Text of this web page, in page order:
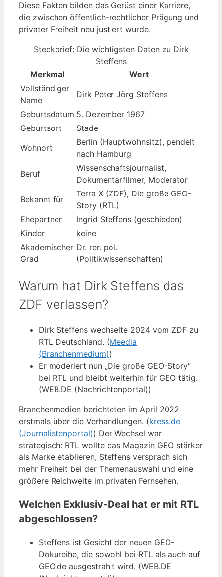
Diese Fakten bilden das Gerüst einer Karriere,
die zwischen öffentlich-rechtlicher Prägung und
privater Freiheit neu justiert wurde.
Steckbrief: Die wichtigsten Daten zu Dirk
Steffens
Merkmal
Wert
Vollständiger
Name
Dirk Peter Jörg Steffens
Geburtsdatum 5. Dezember 1967
Geburtsort
Stade
Wohnort
Berlin (Hauptwohnsitz), pendelt
nach Hamburg
Beruf
Wissenschaftsjournalist,
Dokumentarfilmer, Moderator
Bekannt für
Terra X (ZDF), Die große GEO-
Story (RTL)
Ehepartner
Ingrid Steffens (geschieden)
Kinder
keine
Akademischer
Grad
Dr. rer. pol.
(Politikwissenschaften)
Warum hat Dirk Steffens das
ZDF verlassen?
Dirk Steffens wechselte 2024 vom ZDF zu
RTL Deutschland. (Meedia
(Branchenmedium))
Er moderiert nun „Die große GEO-Story“
bei RTL und bleibt weiterhin für GEO tätig.
(WEB.DE (Nachrichtenportal))
Branchenmedien berichteten im April 2022
erstmals über die Verhandlungen. (kress.de
(Journalistenportal)) Der Wechsel war
strategisch: RTL wollte das Magazin GEO stärker
als Marke etablieren, Steffens versprach sich
mehr Freiheit bei der Themenauswahl und eine
größere Reichweite im privaten Fernsehen.
Welchen Exklusiv-Deal hat er mit RTL
abgeschlossen?
Steffens ist Gesicht der neuen GEO-
Dokureihe, die sowohl bei RTL als auch auf
GEO.de ausgestrahlt wird. (WEB.DE